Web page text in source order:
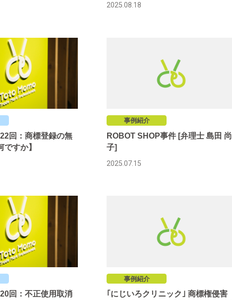
2025.08.18
回：商標登録の無
すか】
事例紹介
ROBOT SHOP事件 [弁理士 島田 尚
子]
2025.07.15
回：不正使用取消
事例紹介
｢にじいろクリニック｣ 商標権侵害